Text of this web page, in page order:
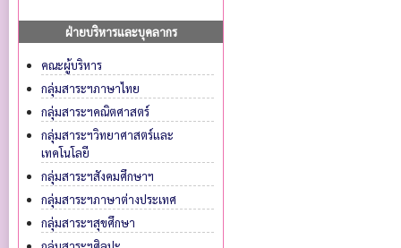
ฝ่ายบริหารและบุคลากร
คณะผู้บริหาร
กลุ่มสาระฯภาษาไทย
กลุ่มสาระฯคณิตศาสตร์
กลุ่มสาระฯวิทยาศาสตร์และ
เทคโนโลยี
กลุ่มสาระฯสังคมศึกษาฯ
กลุ่มสาระฯภาษาต่างประเทศ
กลุ่มสาระฯสุขศึกษา